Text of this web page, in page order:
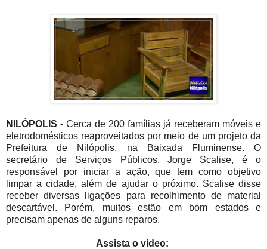
NILÓPOLIS - Cerca de 200 famílias já receberam móveis e
eletrodomésticos reaproveitados por meio de um projeto da
Prefeitura de Nilópolis, na Baixada Fluminense. O
secretário de Serviços Públicos, Jorge Scalise, é o
responsável por iniciar a ação, que tem como objetivo
limpar a cidade, além de ajudar o próximo. Scalise disse
receber diversas ligações para recolhimento de material
descartável. Porém, muitos estão em bom estados e
precisam apenas de alguns reparos.
Assista o vídeo: